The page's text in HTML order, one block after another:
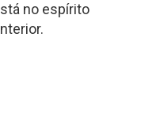
no espírito